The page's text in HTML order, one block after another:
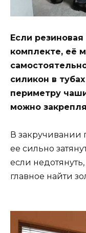
Если
комплекте, её
силикон в
периметру
можно
В закручивании
ее сильно
если
главное найти